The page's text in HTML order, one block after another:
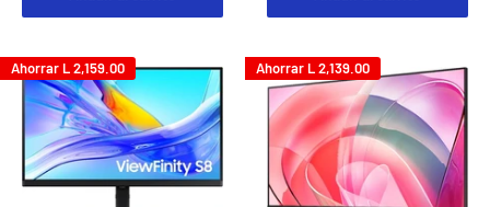
Ahorrar L 2,159.00 Ahorrar L 2,139.00